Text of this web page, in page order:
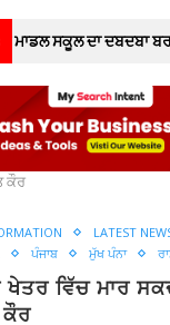
ਸਕੂਲ ਦਾ ਦਬਦਬਾ
???? ਔਰਤਾਂ
ਕੌਰ
LATEST
ਪੰਜਾਬ ਮੁੱਖ ਪੰਨਾ
ਖੇਤਰ ਵਿੱਚ ਮਾਰ
ਕੌਰ